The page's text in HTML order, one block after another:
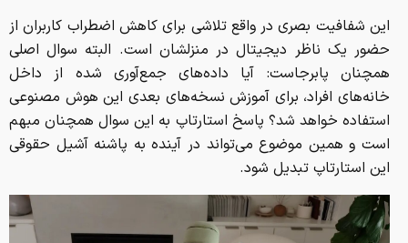
این شفافیت بصری در واقع تلاشی برای کاهش اضطراب کاربران از
حضور یک ناظر دیجیتال در منزلشان است. البته سوال اصلی
همچنان پابرجاست: آیا داده‌های جمع‌آوری شده از داخل
خانه‌های افراد، برای آموزش نسخه‌های بعدی این هوش مصنوعی
استفاده خواهد شد؟ پاسخ استارتاپ به این سوال همچنان مبهم
است و همین موضوع می‌تواند در آینده به پاشنه آشیل حقوقی
این استارتاپ تبدیل شود.